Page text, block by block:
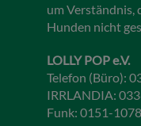
um Verständnis,
Hunden nicht
LOLLY POP e.V.
Telefon (Büro):
IRRLANDIA:
Funk: 0151-